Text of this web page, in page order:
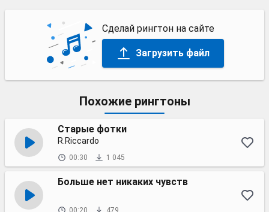
Сделай рингтон на сайте
Загрузить файл
Похожие рингтоны
Старые фотки
R.Riccardo
00:30 1 045
Больше нет никаких чувств
00:20 479